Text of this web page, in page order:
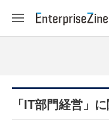
「IT部門経営」